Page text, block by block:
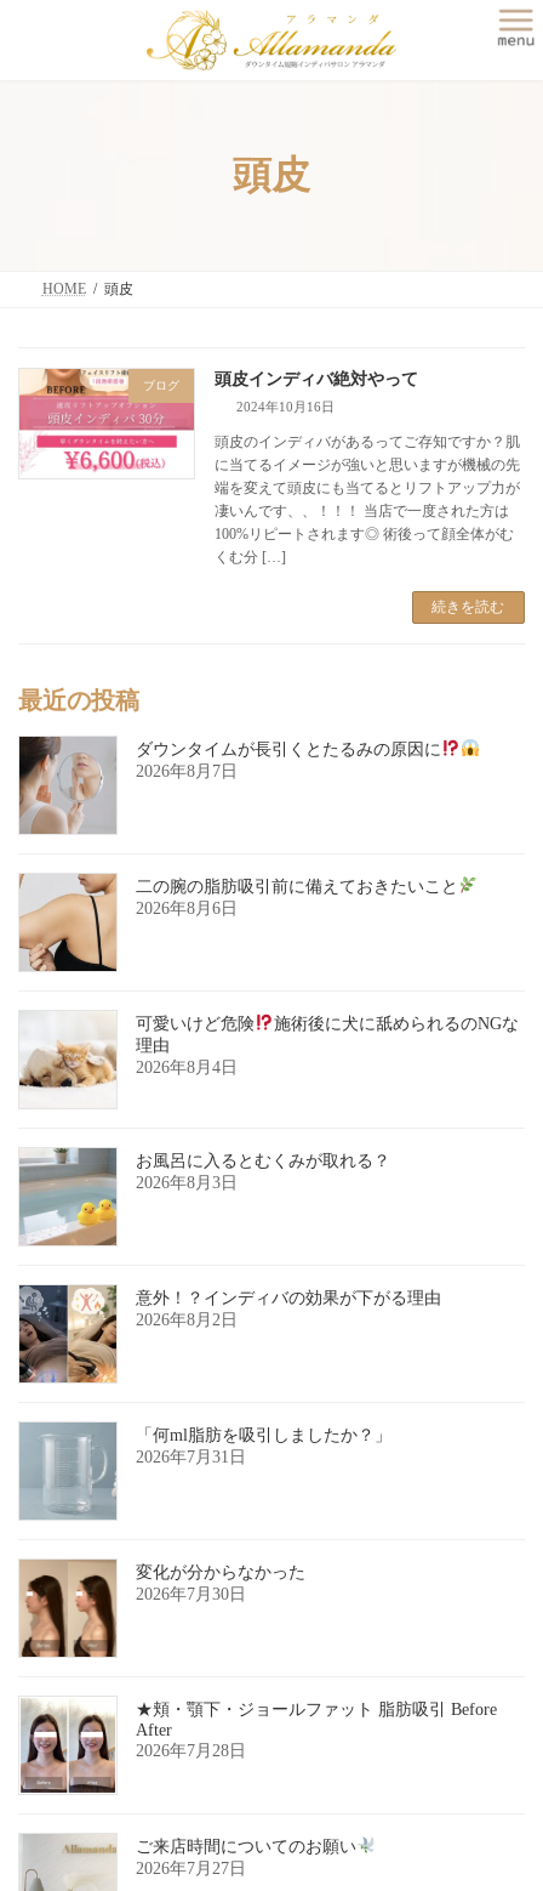
頭皮
HOME 頭皮
ブログ 頭皮インディバ絶対やって
2024年10月16日
頭皮のインディバがあるってご存知ですか？肌
に当てるイメージが強いと思いますが機械の先
端を変えて頭皮にも当てるとリフトアップ力が
凄いんです、、！！！ 当店で一度された方は
100%リピートされます◎ 術後って顔全体がむ
くむ分 […]
続きを読む
最近の投稿
ダウンタイムが長引くとたるみの原因に
2026年8月7日
二の腕の脂肪吸引前に備えておきたいこと
2026年8月6日
可愛いけど危険
施術後に犬に舐められるのNGな
理由
2026年8月4日
お風呂に入るとむくみが取れる？
2026年8月3日
意外！？インディバの効果が下がる理由
2026年8月2日
「何ml脂肪を吸引しましたか？」
2026年7月31日
変化が分からなかった
2026年7月30日
★頬・顎下・ジョールファット 脂肪吸引 Before
After
2026年7月28日
ご来店時間についてのお願い
2026年7月27日